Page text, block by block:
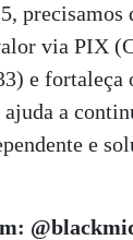
precisamos
via PIX
e
ajuda a
e